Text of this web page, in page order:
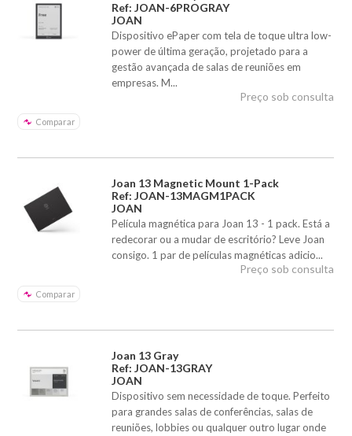
Ref: JOAN-6PROGRAY
JOAN
Dispositivo ePaper com tela de toque ultra low-
power de última geração, projetado para a
gestão avançada de salas de reuniões em
empresas. M...
Comparar
Preço sob consulta
Joan 13 Magnetic Mount 1-Pack
Ref: JOAN-13MAGM1PACK
JOAN
Película magnética para Joan 13 - 1 pack. Está a
redecorar ou a mudar de escritório? Leve Joan
consigo. 1 par de películas magnéticas adicio...
Comparar
Preço sob consulta
Joan 13 Gray
Ref: JOAN-13GRAY
JOAN
Dispositivo sem necessidade de toque. Perfeito
para grandes salas de conferências, salas de
reuniões, lobbies ou qualquer outro lugar onde